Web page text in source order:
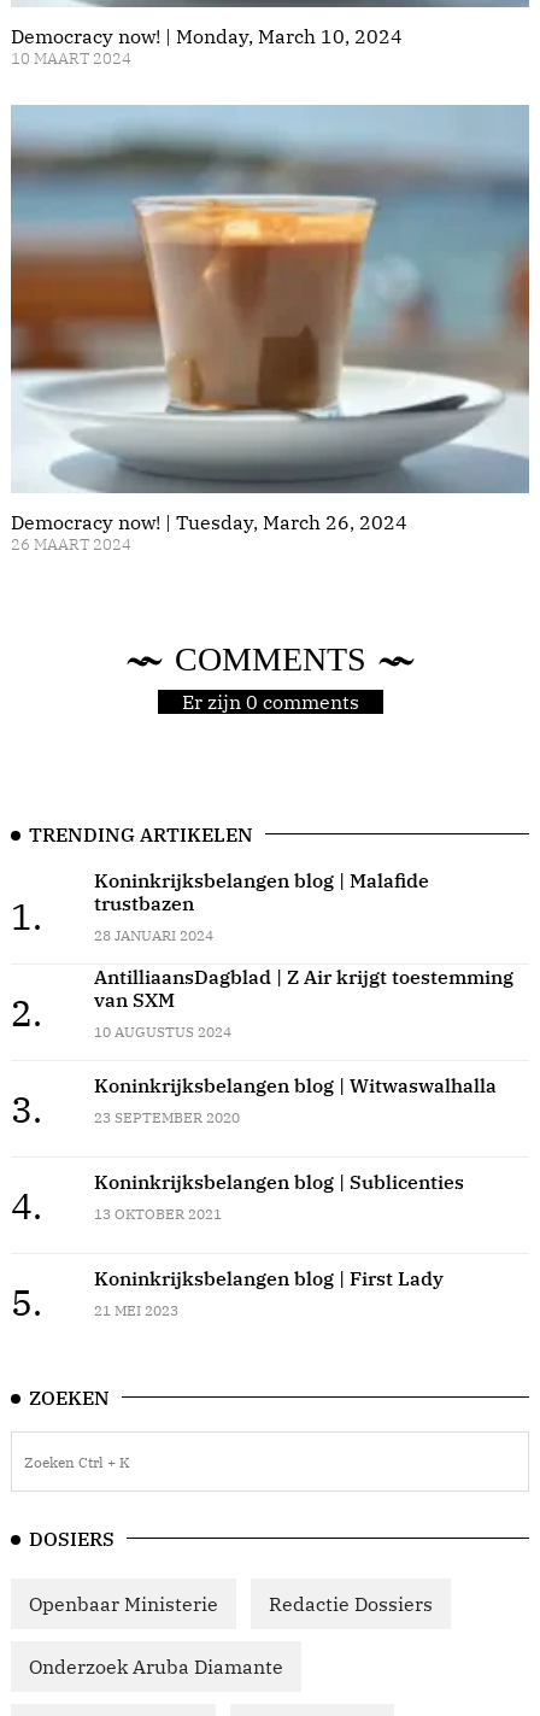
Democracy now! | Monday, March 10, 2024
10 MAART 2024
Democracy now! | Tuesday, March 26, 2024
26 MAART 2024
COMMENTS
Er zijn 0 comments
TRENDING ARTIKELEN
1.
Koninkrijksbelangen blog | Malafide
trustbazen
28 JANUARI 2024
2.
AntilliaansDagblad | Z Air krijgt toestemming
van SXM
10 AUGUSTUS 2024
3.
Koninkrijksbelangen blog | Witwaswalhalla
23 SEPTEMBER 2020
4.
Koninkrijksbelangen blog | Sublicenties
13 OKTOBER 2021
5.
Koninkrijksbelangen blog | First Lady
21 MEI 2023
ZOEKEN
DOSIERS
Openbaar Ministerie Redactie Dossiers
Onderzoek Aruba Diamante